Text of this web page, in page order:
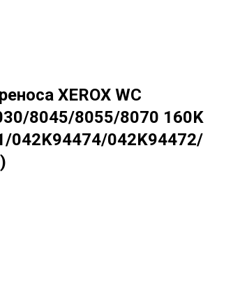
XEROX WC
8045/8055/8070 160K
042K94474/042K94472/